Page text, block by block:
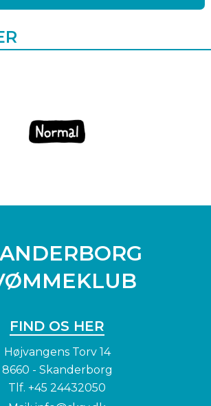
FIND OS HER
Højvangens Torv 14
8660 - Skanderborg
Tlf. +45 24432050